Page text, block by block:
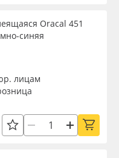
Oracal 451
синяя
лицам